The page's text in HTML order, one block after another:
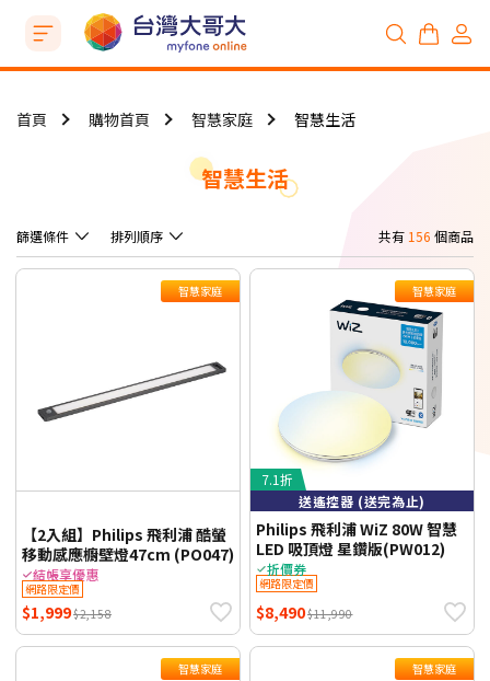
首頁 購物首頁 智慧家庭 智慧生活
智慧生活
篩選條件 排列順序 共有 156 個商品
智慧家庭
【2入組】Philips 飛利浦 酷螢
移動感應櫥壁燈47cm (PO047)
結帳享優惠
網路限定價
$1,999$2,158
7.1折
智慧家庭
送遙控器 (送完為止)
Philips 飛利浦 WiZ 80W 智慧
LED 吸頂燈 星鑽版(PW012)
折價券
網路限定價
$8,490$11,990
智慧家庭 智慧家庭